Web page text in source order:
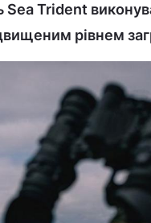
Trident
рівнем